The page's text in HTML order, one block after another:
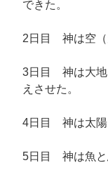
できた。
2日目 神は空（
3日目 神は大地
えさせた。
4日目 神は太陽
5日目 神は魚と